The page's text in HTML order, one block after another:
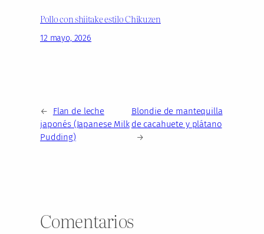
Pollo con shiitake estilo Chikuzen
12 mayo, 2026
←
Flan de leche
japonés (Japanese Milk
Pudding)
Blondie de mantequilla
de cacahuete y plátano
→
Comentarios